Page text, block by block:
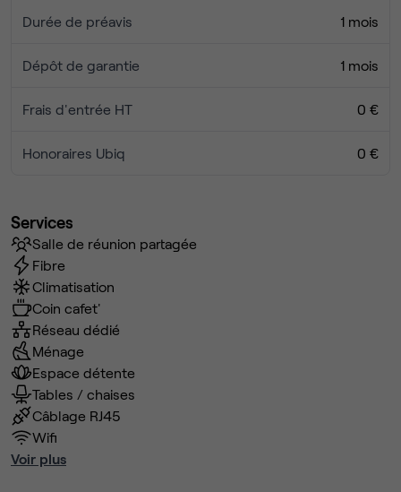
Durée de préavis 1 mois
Dépôt de garantie 1 mois
Frais d'entrée HT 0 €
Honoraires Ubiq 0 €
Services
Salle de réunion partagée
Fibre
Climatisation
Coin cafet'
Réseau dédié
Ménage
Espace détente
Tables / chaises
Câblage RJ45
Wifi
Voir plus